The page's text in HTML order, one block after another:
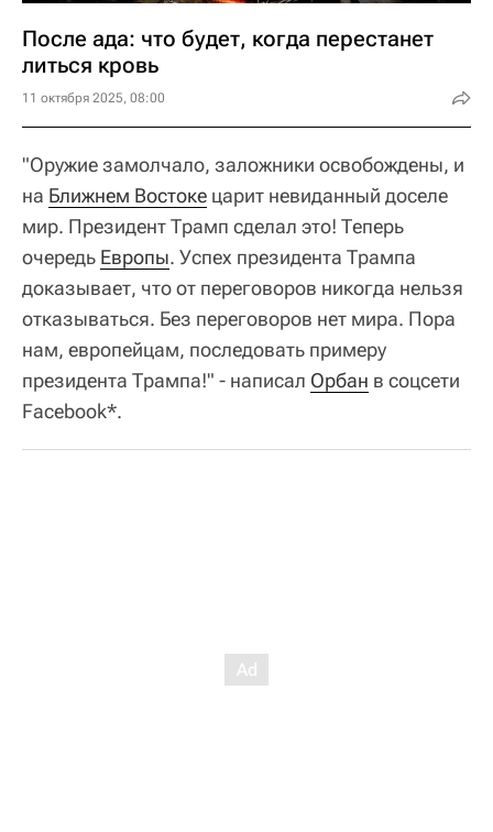
После ада: что будет, когда перестанет
литься кровь
11 октября 2025, 08:00
"Оружие замолчало, заложники освобождены, и
на Ближнем Востоке царит невиданный доселе
мир. Президент Трамп сделал это! Теперь
очередь Европы. Успех президента Трампа
доказывает, что от переговоров никогда нельзя
отказываться. Без переговоров нет мира. Пора
нам, европейцам, последовать примеру
президента Трампа!" - написал Орбан в соцсети
Facebook*.